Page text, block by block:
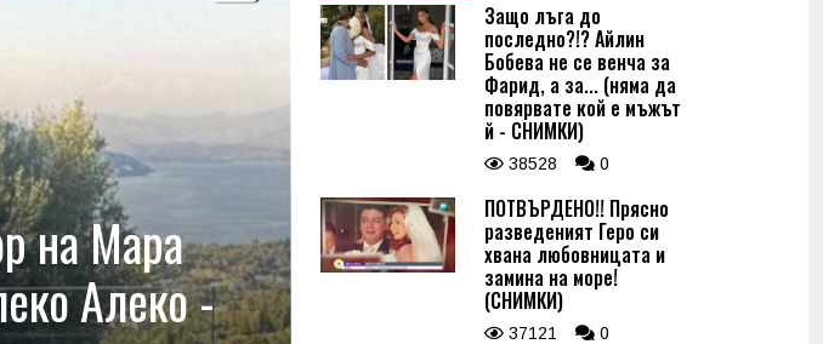
на Мара
Алеко -
Защо лъга до
последно?!? Айлин
Бобева не се венча за
Фарид, а за... (няма да
повярвате кой е мъжът
й - СНИМКИ)
38528 0
ПОТВЪРДЕНО!! Прясно
разведеният Геро си
хвана любовницата и
замина на море!
(СНИМКИ)
37121 0